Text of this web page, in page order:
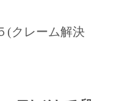
(クレーム解決